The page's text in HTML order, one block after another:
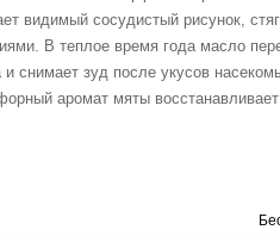
видимый сосудистый рисунок,
В теплое время года масло
и снимает зуд после укусов
аромат мяты